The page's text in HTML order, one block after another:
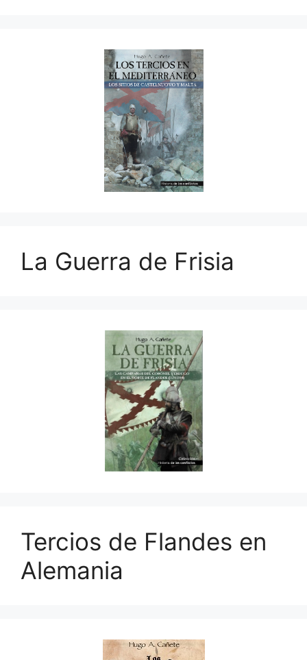
La Guerra de Frisia
Tercios de Flandes en
Alemania